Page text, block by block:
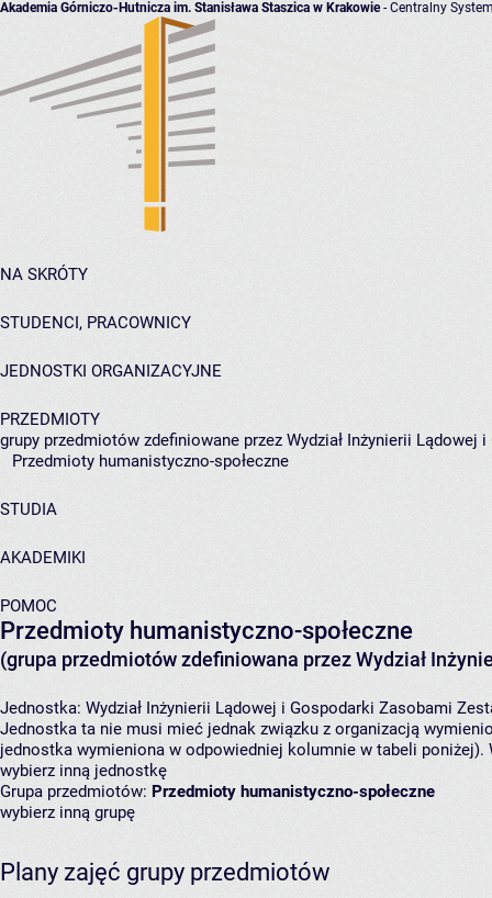
Akademia Górniczo-Hutnicza im. Stanisława Staszica w Krakowie- Centralny
NA SKRÓTY
STUDENCI, PRACOWNICY
JEDNOSTKI ORGANIZACYJNE
PRZEDMIOTY
grupy przedmiotów zdefiniowane przez Wydział Inżynierii Lądowej
Przedmioty humanistyczno-społeczne
STUDIA
AKADEMIKI
POMOC
Przedmioty humanistyczno-społeczne
(grupa przedmiotów zdefiniowana przez Wydział
Jednostka: Wydział Inżynierii Lądowej i Gospodarki Zasobami
Jednostka ta nie musi mieć jednak związku z organizacją
jednostka wymieniona w odpowiedniej kolumnie w tabeli
wybierz inną jednostkę
Grupa przedmiotów: Przedmioty humanistyczno-społeczne
wybierz inną grupę
Plany zajęć grupy przedmiotów